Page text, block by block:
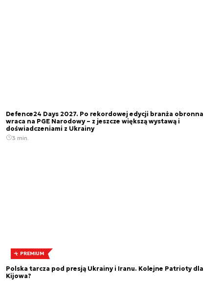
Defence24 Days 2027. Po rekordowej edycji branża obronna
wraca na PGE Narodowy – z jeszcze większą wystawą i
doświadczeniami z Ukrainy
3 min.
PREMIUM
Polska tarcza pod presją Ukrainy i Iranu. Kolejne Patrioty dla
Kijowa?